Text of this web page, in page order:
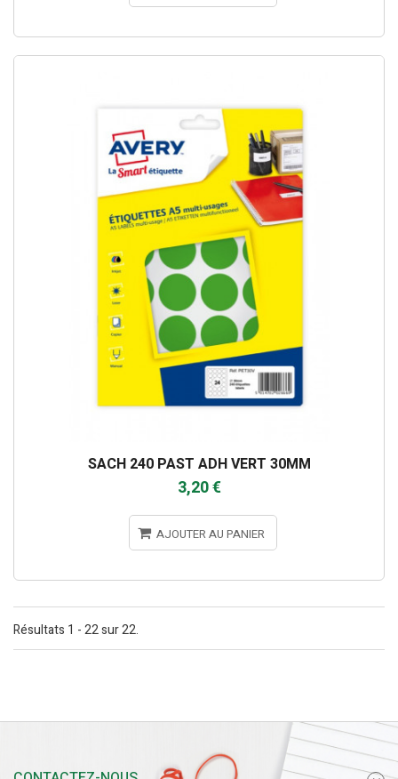
SACH 240 PAST ADH VERT 30MM
3,20 €
AJOUTER AU PANIER
Résultats 1 - 22 sur 22.